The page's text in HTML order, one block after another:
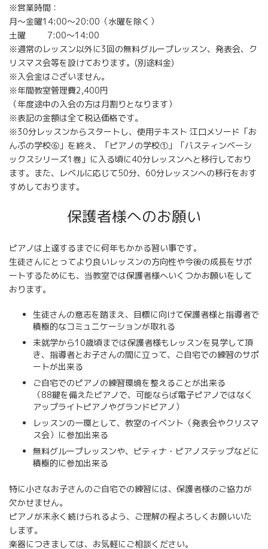
※営業時間：
月～金曜14:00～20:00（水曜を除く）
土曜 7:00～14:00
※通常のレッスン以外に3回の無料グループレッスン、発表会、ク
リスマス会等を設けております。(別途料金)
※入会金はございません。
※年間教室管理費2,400円
（年度途中の入会の方は月割りとなります）
※表記の金額は全て税込価格です。
※30分レッスンからスタートし、使用テキスト 江口メソード「お
んぷの学校⑥」を終え、「ピアノの学校①」「バスティンベーシ
ックスシリーズ1巻」に入る頃に40分レッスンへと移行しており
ます。また、レベルに応じて50分、60分レッスンへの移行をおす
すめしております。
保護者様へのお願い
ピアノは上達するまでに何年もかかる習い事です。
生徒さんにとってより良いレッスンの方向性や今後の成長をサポ
ートするためにも、当教室では保護者様へいくつかお願いをして
おります。
生徒さんの意志を踏まえ、目標に向けて保護者様と指導者で
積極的なコミュニケーションが取れる
未就学から10歳頃までは保護者様もレッスンを見学して頂
き、指導者とお子さんの間に立って、ご自宅での練習のサポ
ートが出来る
ご自宅でのピアノの練習環境を整えることが出来る
（88鍵を備えたピアノで、可能ならば電子ピアノではなく
アップライトピアノやグランドピアノ）
レッスンの一環として、教室のイベント（発表会やクリスマ
ス会）に参加出来る
無料グループレッスンや、ピティナ・ピアノステップなどに
積極的に参加出来る
特に小さなお子さんのご自宅での練習には、保護者様のご協力が
欠かせません。
ピアノが末永く続けられるよう、ご理解の程よろしくお願いいた
します。
楽器につきましては、お気軽にご相談ください。